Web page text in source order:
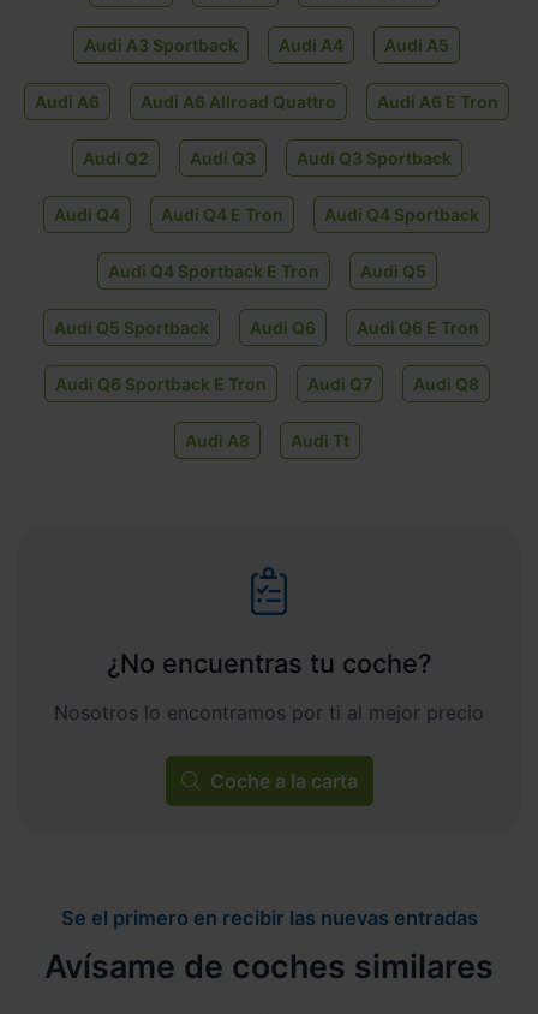
Audi A3 Sportback Audi A4 Audi A5
Audi A6 Audi A6 Allroad Quattro Audi A6 E Tron
Audi Q2 Audi Q3 Audi Q3 Sportback
Audi Q4 Audi Q4 E Tron Audi Q4 Sportback
Audi Q4 Sportback E Tron Audi Q5
Audi Q5 Sportback Audi Q6 Audi Q6 E Tron
Audi Q6 Sportback E Tron Audi Q7 Audi Q8
Audi A8 Audi Tt
¿No encuentras tu coche?
Nosotros lo encontramos por ti al mejor precio
Coche a la carta
Se el primero en recibir las nuevas entradas
Avísame de coches similares